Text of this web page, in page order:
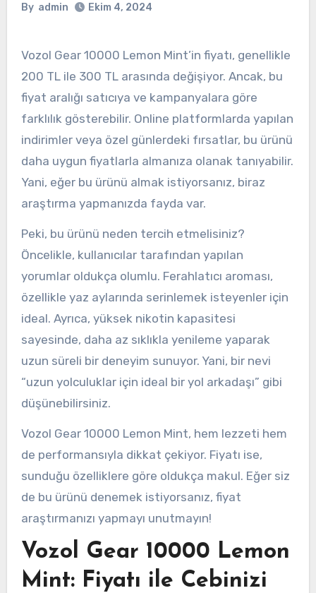
By admin Ekim 4, 2024
Vozol Gear 10000 Lemon Mint’in fiyatı, genellikle
200 TL ile 300 TL arasında değişiyor. Ancak, bu
fiyat aralığı satıcıya ve kampanyalara göre
farklılık gösterebilir. Online platformlarda yapılan
indirimler veya özel günlerdeki fırsatlar, bu ürünü
daha uygun fiyatlarla almanıza olanak tanıyabilir.
Yani, eğer bu ürünü almak istiyorsanız, biraz
araştırma yapmanızda fayda var.
Peki, bu ürünü neden tercih etmelisiniz?
Öncelikle, kullanıcılar tarafından yapılan
yorumlar oldukça olumlu. Ferahlatıcı aroması,
özellikle yaz aylarında serinlemek isteyenler için
ideal. Ayrıca, yüksek nikotin kapasitesi
sayesinde, daha az sıklıkla yenileme yaparak
uzun süreli bir deneyim sunuyor. Yani, bir nevi
“uzun yolculuklar için ideal bir yol arkadaşı” gibi
düşünebilirsiniz.
Vozol Gear 10000 Lemon Mint, hem lezzeti hem
de performansıyla dikkat çekiyor. Fiyatı ise,
sunduğu özelliklere göre oldukça makul. Eğer siz
de bu ürünü denemek istiyorsanız, fiyat
araştırmanızı yapmayı unutmayın!
Vozol Gear 10000 Lemon
Mint: Fiyatı ile Cebinizi